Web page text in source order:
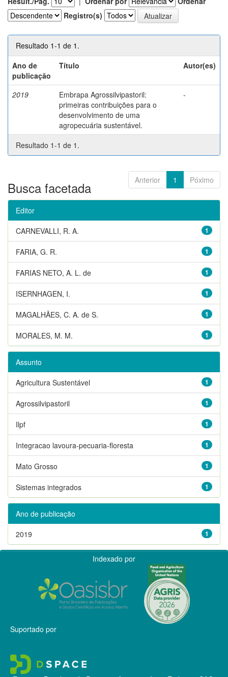
Registro(s)
Resultado 1-1 de 1.
Ano de
publicação
Título Autor(es)
2019
Embrapa Agrossilvipastoril:
primeiras contribuições para o
desenvolvimento de uma
agropecuária sustentável.
-
Resultado 1-1 de 1.
Anterior 1 Póximo
Busca facetada
Editor
1
CARNEVALLI, R. A.
1
FARIA, G. R.
1
FARIAS NETO, A. L. de
1
ISERNHAGEN, I.
1
MAGALHÃES, C. A. de S.
1
MORALES, M. M.
Assunto
1
Agricultura Sustentável
1
Agrossilvipastoril
1
Ilpf
1
Integracao lavoura-pecuaria-floresta
1
Mato Grosso
1
Sistemas integrados
Ano de publicação
1
2019
Indexado por
Suportado por